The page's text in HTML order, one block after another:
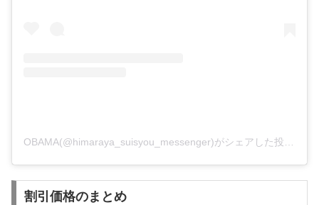
割引価格のまとめ